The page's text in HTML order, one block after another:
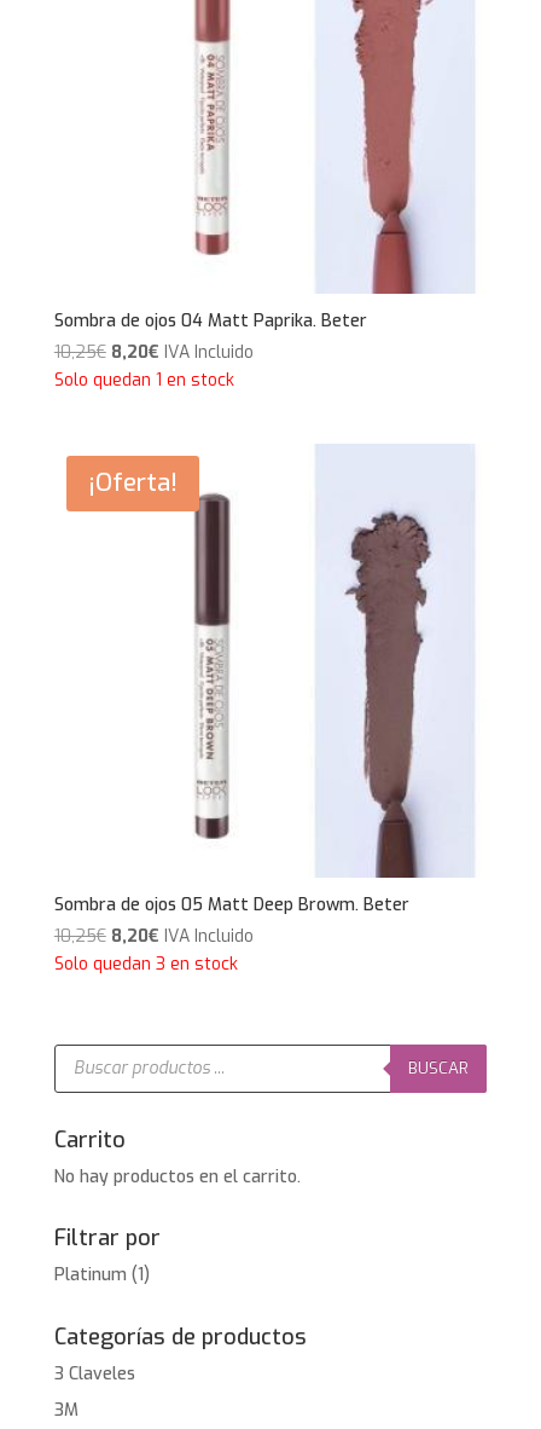
Sombra de ojos 04 Matt Paprika. Beter
10,25€ El
precio
10,25€.
8,20€El
precio
8,20€.
IVA Incluido
Solo quedan 1 en stock
¡Oferta!
Sombra de ojos 05 Matt Deep Browm. Beter
10,25€ El
precio
10,25€.
8,20€El
precio
8,20€.
IVA Incluido
Solo quedan 3 en stock
Búsqueda
productos
BUSCAR
Carrito
No hay productos en el carrito.
Filtrar por
Platinum (1)
Categorías de productos
3 Claveles
3M